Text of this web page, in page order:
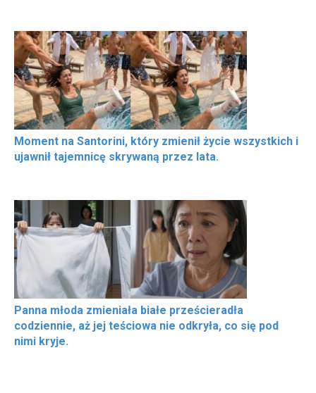
Moment na Santorini, który zmienił życie wszystkich i
ujawnił tajemnicę skrywaną przez lata.
Panna młoda zmieniała białe prześcieradła
codziennie, aż jej teściowa nie odkryła, co się pod
nimi kryje.